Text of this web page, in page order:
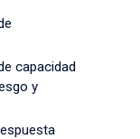
capacidad
y